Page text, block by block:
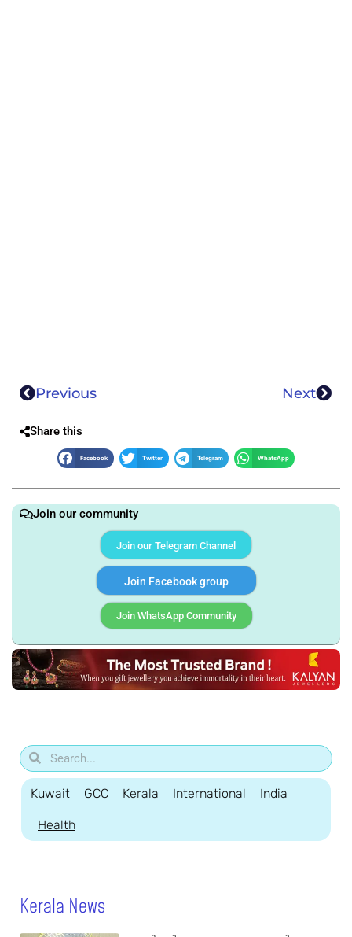
Previous Next
Share this
Facebook Twitter Telegram WhatsApp
Join our community
Join our Telegram Channel
Join Facebook group
Join WhatsApp Community
Kuwait GCC Kerala International India
Health
Kerala News